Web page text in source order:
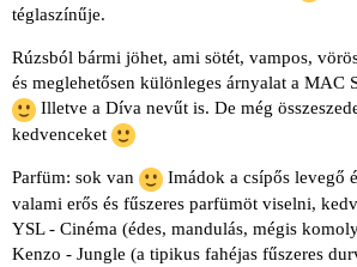
téglaszínűje.
Rúzsból bármi jöhet, ami sötét, vampos,
és meglehetősen különleges árnyalat a MAC
Illetve a Díva nevűt is. De még
kedvenceket
Parfüm: sok van
Imádok a csípős levegő
valami erős és fűszeres parfümöt viselni,
YSL - Cinéma (édes, mandulás, mégis
Kenzo - Jungle (a tipikus fahéjas fűszeres